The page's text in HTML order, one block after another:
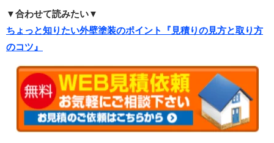
▼合わせて読みたい▼
ちょっと知りたい外壁塗装のポイント『見積りの見方と取り方
のコツ』